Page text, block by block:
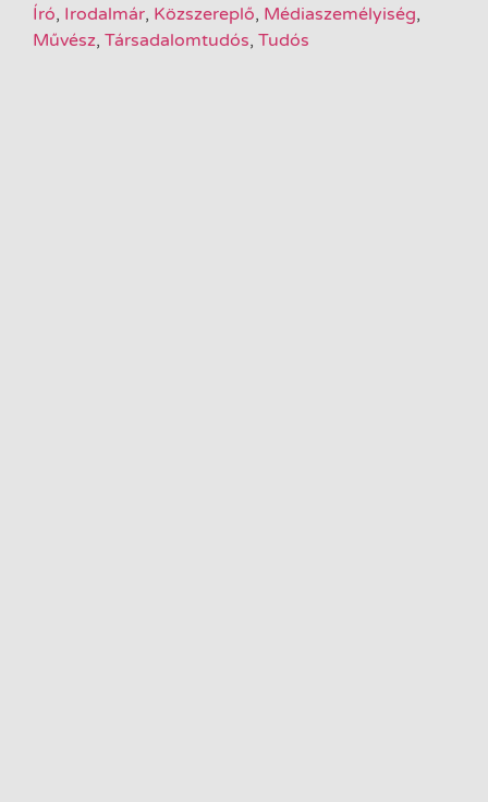
Író, Irodalmár, Közszereplő, Médiaszemélyiség,
Művész, Társadalomtudós, Tudós